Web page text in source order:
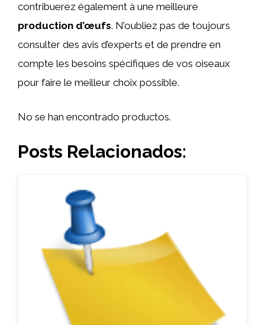
contribuerez également à une meilleure
production d’œufs. N’oubliez pas de toujours
consulter des avis d’experts et de prendre en
compte les besoins spécifiques de vos oiseaux
pour faire le meilleur choix possible.
No se han encontrado productos.
Posts Relacionados: